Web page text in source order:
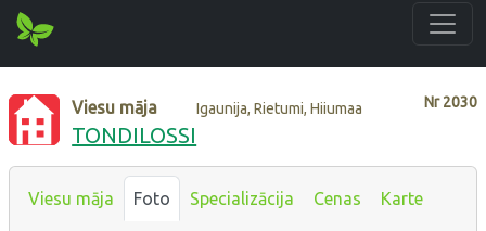
Nr2030
Viesu māja Igaunija, Rietumi, Hiiumaa
TONDILOSSI
Viesu māja Foto Specializācija Cenas Karte